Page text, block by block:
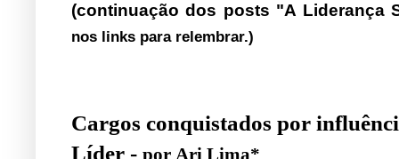
(continuação dos posts "A Liderança
nos links para relembrar.)
Cargos conquistados por
Líder - por Ari Lima*